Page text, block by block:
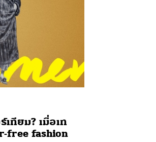
ทียม? เมื่อเท
free fashion